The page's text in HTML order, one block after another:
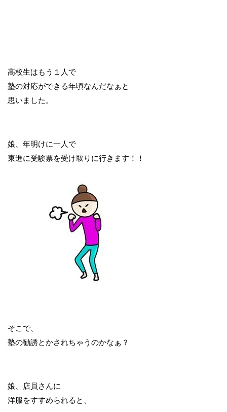
高校生はもう１人で
塾の対応ができる年頃なんだなぁと
思いました。
娘、年明けに一人で
東進に受験票を受け取りに行きます！！
そこで、
塾の勧誘とかされちゃうのかなぁ？
娘、店員さんに
洋服をすすめられると、